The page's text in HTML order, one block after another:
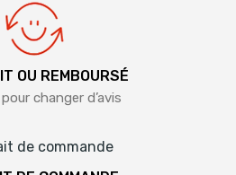
OU REMBOURSÉ
changer d’avis